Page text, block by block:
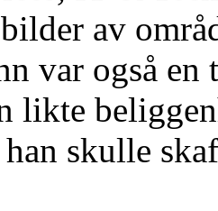
av
var også
likte
skulle